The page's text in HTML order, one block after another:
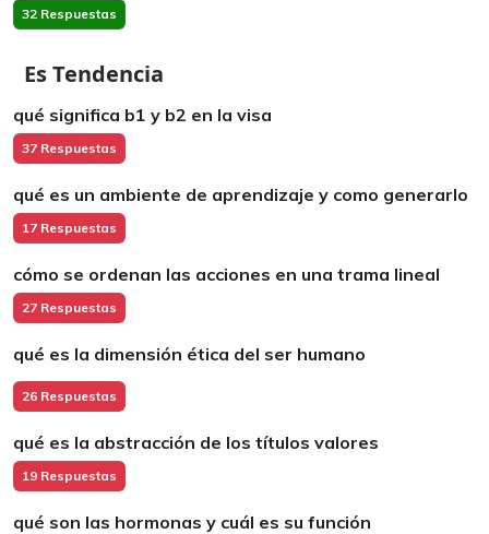
32 Respuestas
Es Tendencia
qué significa b1 y b2 en la visa
37 Respuestas
qué es un ambiente de aprendizaje y como generarlo
17 Respuestas
cómo se ordenan las acciones en una trama lineal
27 Respuestas
qué es la dimensión ética del ser humano
26 Respuestas
qué es la abstracción de los títulos valores
19 Respuestas
qué son las hormonas y cuál es su función